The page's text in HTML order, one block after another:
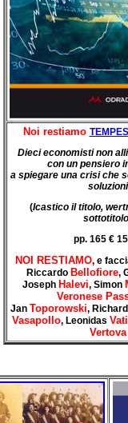
Noi restiamo
Dieci economisti non
con un pensiero
a spiegare una crisi che
soluzioni
(Icastico il titolo,
sottotitolo
pp. 165 €
NOI RESTIAMO, e
Riccardo Bellofiore,
Joseph Halevi, Simon
Veronese
Jan Toporowski,
Vasapollo, Leonidas
Vertova